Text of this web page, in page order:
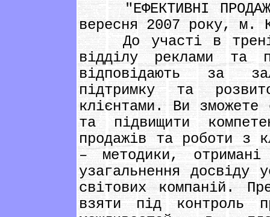
"ЕФЕКТИВНІ ПРОДАЖІ
вересня 2007 року, м.
До участі в
відділу реклами та
відповідають за
підтримку та
клієнтами. Ви зможете
та підвищити
продажів та роботи з
– методики,
узагальнення досвіду
світових компаній.
взяти під контроль